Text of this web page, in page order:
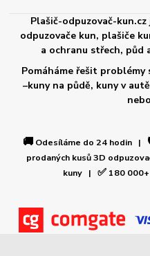
Plašič-odpuzovač-
odpuzovače kun, plašiče
a ochranu střech, půd
Pomáháme řešit problémy
–kuny na půdě, kuny v
🚚 Odesíláme do 24 hodin |
prodaných kusů 3D
kuny | ✅ 180